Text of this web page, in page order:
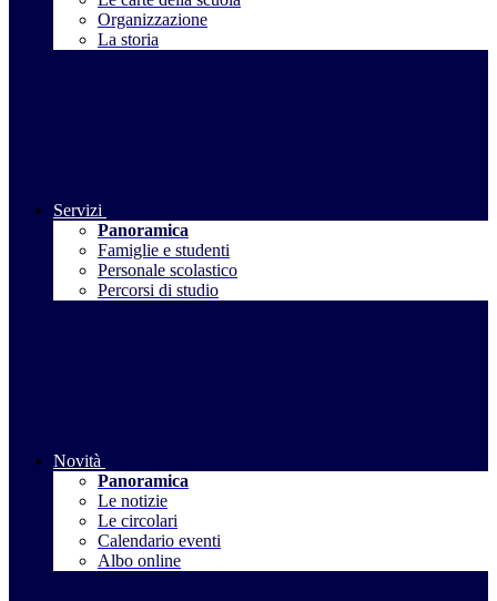
Organizzazione
La storia
Servizi
Panoramica
Famiglie e studenti
Personale scolastico
Percorsi di studio
Novità
Panoramica
Le notizie
Le circolari
Calendario eventi
Albo online